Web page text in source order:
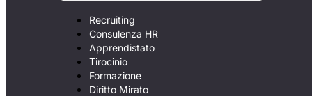
Recruiting
Consulenza HR
Apprendistato
Tirocinio
Formazione
Diritto Mirato